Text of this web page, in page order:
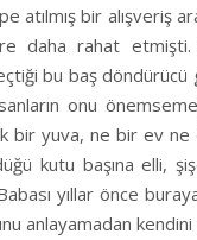
atılmış bir alışveriş
daha rahat etmişti.
bu baş
onu
bir yuva, ne bir ev
kutu başına elli,
yıllar önce
anlayamadan